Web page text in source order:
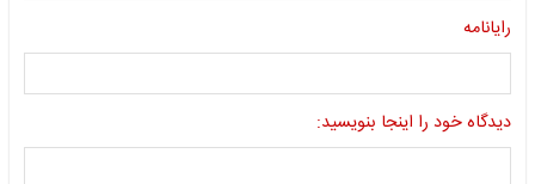
رایانامه
دیدگاه خود را اینجا بنویسید: